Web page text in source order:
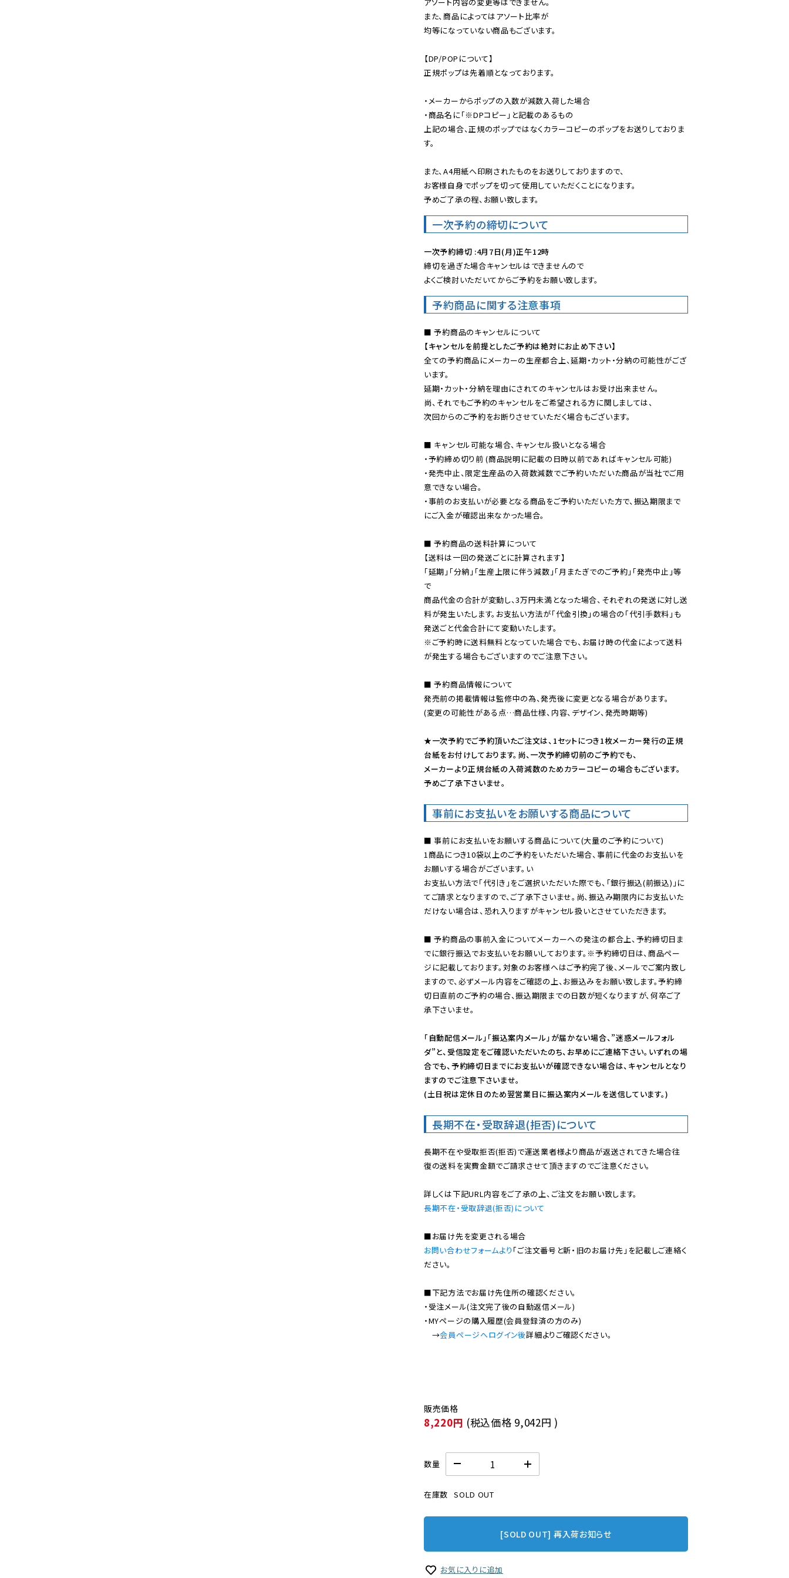
また、商品によってはアソート比率が
均等になっていない商品もございます。
【DP/POPについて】
正規ポップは先着順となっております。
・メーカーからポップの入数が減数入荷した場合
・商品名に「※DPコピー」と記載のあるもの
上記の場合、正規のポップではなくカラーコピーのポップをお送りしておりま
す。
また、A4用紙へ印刷されたものをお送りしておりますので、
お客様自身でポップを切って使用していただくことになります。
予めご了承の程、お願い致します。
一次予約の締切について
一次予約締切 :4月7日(月)正午12時
締切を過ぎた場合キャンセルはできませんので
よくご検討いただいてからご予約をお願い致します。
予約商品に関する注意事項
【キャンセルを前提としたご予約は絶対にお止め下さい】
全ての予約商品にメーカーの生産都合上、延期・カット・分納の可能性がござ
います。
延期・カット・分納を理由にされてのキャンセルはお受け出来ません。
尚、それでもご予約のキャンセルをご希望される方に関しましては、
次回からのご予約をお断りさせていただく場合もございます。
■ キャンセル可能な場合、キャンセル扱いとなる場合
・予約締め切り前 (商品説明に記載の日時以前であればキャンセル可能)
・発売中止、限定生産品の入荷数減数でご予約いただいた商品が当社でご用
意できない場合。
・事前のお支払いが必要となる商品をご予約いただいた方で、振込期限まで
にご入金が確認出来なかった場合。
■ 予約商品の送料計算について
【送料は一回の発送ごとに計算されます】
「延期」「分納」「生産上限に伴う減数」「月またぎでのご予約」「発売中止」等
で
商品代金の合計が変動し、3万円未満となった場合、それぞれの発送に対し送
料が発生いたします。お支払い方法が「代金引換」の場合の「代引手数料」も
※ご予約時に送料無料となっていた場合でも、お届け時の代金によって送料
が発生する場合もございますのでご注意下さい。
■ 予約商品情報について
発売前の掲載情報は監修中の為、発売後に変更となる場合があります。
(変更の可能性がある点…商品仕様、内容、デザイン、発売時期等)
★一次予約でご予約頂いたご注文は、1セットにつき1枚メーカー発行の正規
台紙をお付けしております。尚、一次予約締切前のご予約でも、
メーカーより正規台紙の入荷減数のためカラーコピーの場合もございます。
予めご了承下さいませ。
事前にお支払いをお願いする商品について
■ 事前にお支払いをお願いする商品について(大量のご予約について)
1商品につき10袋以上のご予約をいただいた場合、事前に代金のお支払いを
お願いする場合がございます。い
お支払い方法で「代引き」をご選択いただいた際でも、「銀行振込(前振込)」に
てご請求となりますので、ご了承下さいませ。尚、振込み期限内にお支払いた
だけない場合は、恐れ入りますがキャンセル扱いとさせていただきます。
■ 予約商品の事前入金についてメーカーへの発注の都合上、予約締切日ま
でに銀行振込でお支払いをお願いしております。※予約締切日は、商品ペー
ジに記載しております。対象のお客様へはご予約完了後、メールでご案内致し
ますので、必ずメール内容をご確認の上、お振込みをお願い致します。予約締
切日直前のご予約の場合、振込期限までの日数が短くなりますが、何卒ご了
承下さいませ。
「自動配信メール」「振込案内メール」が届かない場合、”迷惑メールフォル
ダ”と、受信設定をご確認いただいたのち、お早めにご連絡下さい。いずれの場
合でも、予約締切日までにお支払いが確認できない場合は、キャンセルとなり
ますのでご注意下さいませ。
(土日祝は定休日のため翌営業日に振込案内メールを送信しています。)
長期不在・受取辞退(拒否)について
長期不在や受取拒否(拒否)で運送業者様より商品が返送されてきた場合往
復の送料を実費金額でご請求させて頂きますのでご注意ください。
長期不在・受取辞退(拒否)について
お問い合わせフォームより 「ご注文番号と新・旧のお届け先」を記載しご連絡く
ださい。
■下記方法でお届け先住所の確認ください。
・受注メール(注文完了後の自動返信メール)
・MYページの購入履歴(会員登録済の方のみ)
→会員ページへログイン後
8,220円 (税込価格 9,042円 )
数量
在庫数 SOLD OUT
[SOLD OUT] 再入荷お知らせ
お気に入りに追加